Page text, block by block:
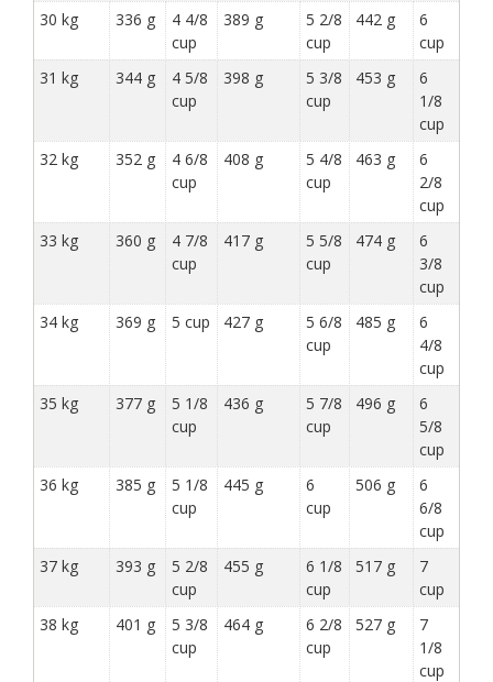
30 kg
336 g
4 4/8
cup
389 g
5 2/8
cup
442 g
6
cup
31 kg
344 g
4 5/8
cup
398 g
5 3/8
cup
453 g
6
1/8
cup
32 kg
352 g
4 6/8
cup
408 g
5 4/8
cup
463 g
6
2/8
cup
33 kg
360 g
4 7/8
cup
417 g
5 5/8
cup
474 g
6
3/8
cup
34 kg
369 g 5 cup 427 g
5 6/8
cup
485 g
6
4/8
cup
35 kg
377 g
5 1/8
cup
436 g
5 7/8
cup
496 g
6
5/8
cup
36 kg
385 g
5 1/8
cup
445 g
6
cup
506 g
6
6/8
cup
37 kg
393 g
5 2/8
cup
455 g
6 1/8
cup
517 g
7
cup
38 kg
401 g
5 3/8
cup
464 g
6 2/8
cup
527 g
7
1/8
cup